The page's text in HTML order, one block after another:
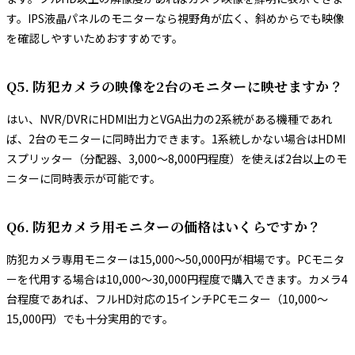
す。IPS液晶パネルのモニターなら視野角が広く、斜めからでも映像
を確認しやすいためおすすめです。
Q5. 防犯カメラの映像を2台のモニターに映せますか？
はい、NVR/DVRにHDMI出力とVGA出力の2系統がある機種であれ
ば、2台のモニターに同時出力できます。1系統しかない場合はHDMI
スプリッター（分配器、3,000〜8,000円程度）を使えば2台以上のモ
ニターに同時表示が可能です。
Q6. 防犯カメラ用モニターの価格はいくらですか？
防犯カメラ専用モニターは15,000〜50,000円が相場です。PCモニタ
ーを代用する場合は10,000〜30,000円程度で購入できます。カメラ4
台程度であれば、フルHD対応の15インチPCモニター（10,000〜
15,000円）でも十分実用的です。